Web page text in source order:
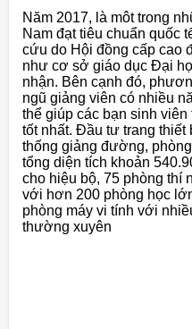
Năm 2017, là môt trong
Nam đạt tiêu chuẩn quốc
cứu do Hội đồng cấp cao
như cơ sở giáo dục Đại
nhận. Bên cạnh đó,
ngũ giảng viên có nhiều
thể giúp các bạn sinh
tốt nhất. Đầu tư trang
thống giảng đường,
tổng diện tích khoản
cho hiệu bộ, 75 phòng thí
với hơn 200 phòng học
phòng máy vi tính với
thường xuyên